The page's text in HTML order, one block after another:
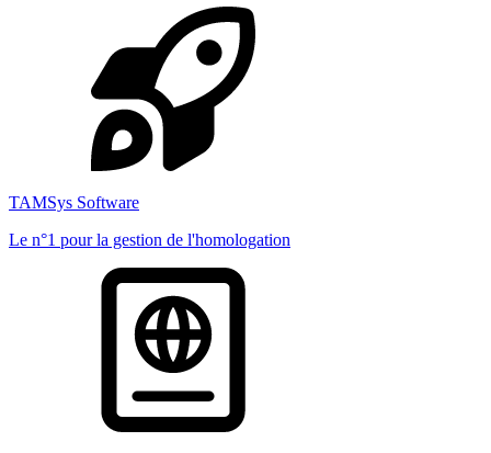
TAMSys Software
Le n°1 pour la gestion de l'homologation